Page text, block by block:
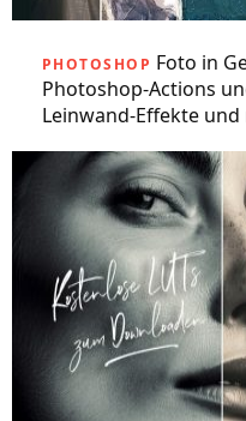
PHOTOSHOP Foto in
Photoshop-Actions
Leinwand-Effekte